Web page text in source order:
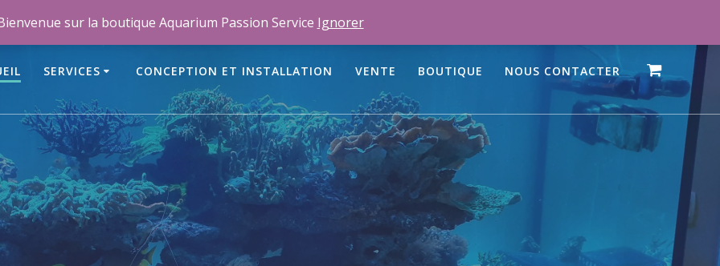
SERVICES CONCEPTION ET INSTALLATION VENTE BOUTIQUE NOUS CONTACTER
sur la boutique Aquarium Passion Service Ignorer